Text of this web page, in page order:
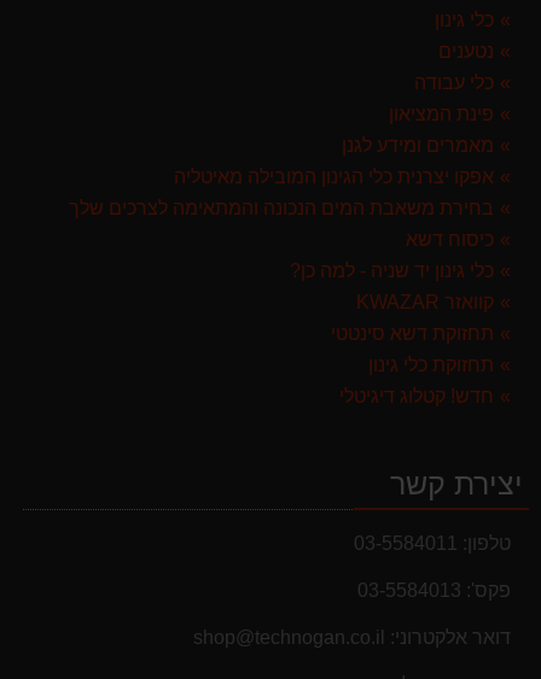
499.00 ₪
299.00 ₪
מברג נטען היברו HYBRO H300
179.00 ₪
כלי גינון
נטענים
כלי עבודה
פינת המציאון
מאמרים ומידע לגנן
אפקו יצרנית כלי הגינון המובילה מאיטליה
בחירת משאבת המים הנכונה והמתאימה לצרכים שלך
כיסוח דשא
כלי גינון יד שניה - למה כן?
קוואזר KWAZAR
תחזוקת דשא סינטטי
תחזוקת כלי גינון
חדש! קטלוג דיגיטלי
יצירת קשר
טלפון: 03-5584011
פקס': 03-5584013
דואר אלקטרוני: shop@technogan.co.il
מבצעים והנחות